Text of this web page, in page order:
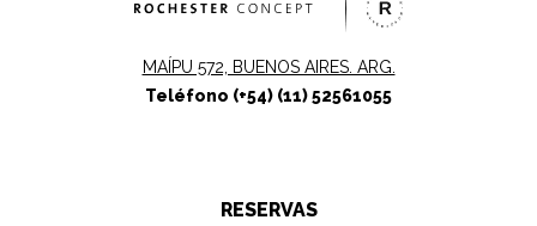
MAÍPU 572, BUENOS AIRES. ARG.
Teléfono (+54) (11) 52561055
RESERVAS